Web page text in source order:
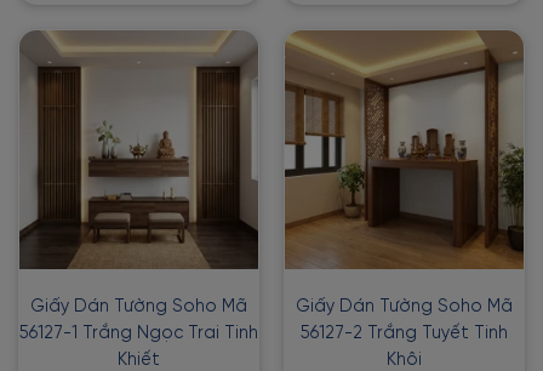
Giấy Dán Tường Soho Mã
56127-1 Trắng Ngọc Trai Tinh
Khiết
Giấy Dán Tường Soho Mã
56127-2 Trắng Tuyết Tinh
Khôi